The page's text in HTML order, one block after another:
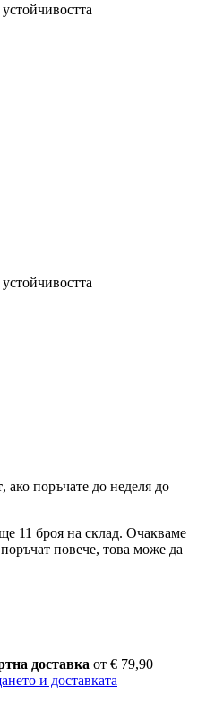
, ако поръчате до неделя до
11 броя на склад. Очакваме
повече, това може да
доставка от € 79,90
и доставката